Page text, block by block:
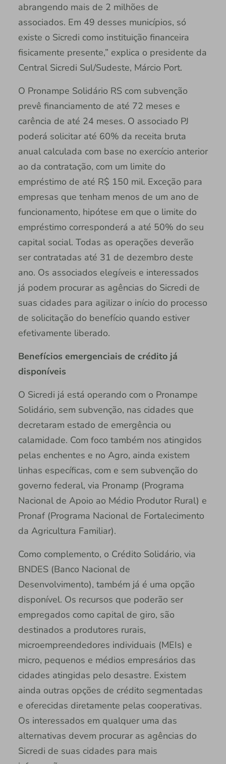
abrangendo mais de 2 milhões de
associados. Em 49 desses municípios, só
existe o Sicredi como instituição financeira
fisicamente presente,” explica o presidente da
Central Sicredi Sul/Sudeste, Márcio Port.
O Pronampe Solidário RS com subvenção
prevê financiamento de até 72 meses e
carência de até 24 meses. O associado PJ
poderá solicitar até 60% da receita bruta
anual calculada com base no exercício anterior
ao da contratação, com um limite do
empréstimo de até R$ 150 mil. Exceção para
empresas que tenham menos de um ano de
funcionamento, hipótese em que o limite do
empréstimo corresponderá a até 50% do seu
capital social. Todas as operações deverão
ser contratadas até 31 de dezembro deste
ano. Os associados elegíveis e interessados
já podem procurar as agências do Sicredi de
suas cidades para agilizar o início do processo
de solicitação do benefício quando estiver
efetivamente liberado.
Benefícios emergenciais de crédito já
disponíveis
O Sicredi já está operando com o Pronampe
Solidário, sem subvenção, nas cidades que
decretaram estado de emergência ou
calamidade. Com foco também nos atingidos
pelas enchentes e no Agro, ainda existem
linhas específicas, com e sem subvenção do
governo federal, via Pronamp (Programa
Nacional de Apoio ao Médio Produtor Rural) e
Pronaf (Programa Nacional de Fortalecimento
da Agricultura Familiar).
Como complemento, o Crédito Solidário, via
BNDES (Banco Nacional de
Desenvolvimento), também já é uma opção
disponível. Os recursos que poderão ser
empregados como capital de giro, são
destinados a produtores rurais,
microempreendedores individuais (MEIs) e
micro, pequenos e médios empresários das
cidades atingidas pelo desastre. Existem
ainda outras opções de crédito segmentadas
e oferecidas diretamente pelas cooperativas.
Os interessados em qualquer uma das
alternativas devem procurar as agências do
Sicredi de suas cidades para mais